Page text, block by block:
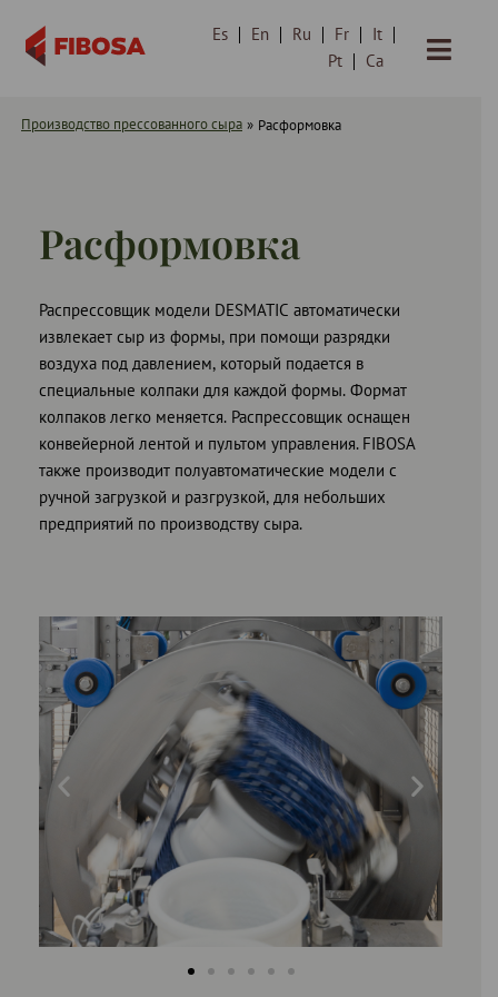
Перейти
Es En Ru Fr
It
Pt
Ca
Производство прессованного сыра » Расформовка
Расформовка
Распрессовщик модели DESMATIC автоматически
извлекает сыр из формы, при помощи разрядки
воздуха под давлением, который подается в
специальные колпаки для каждой формы. Формат
колпаков легко меняется. Распрессовщик оснащен
конвейерной лентой и пультом управления. FIBOSA
также производит полуавтоматические модели с
ручной загрузкой и разгрузкой, для небольших
предприятий по производству сыра.